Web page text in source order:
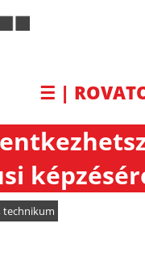
☰ |
technikum